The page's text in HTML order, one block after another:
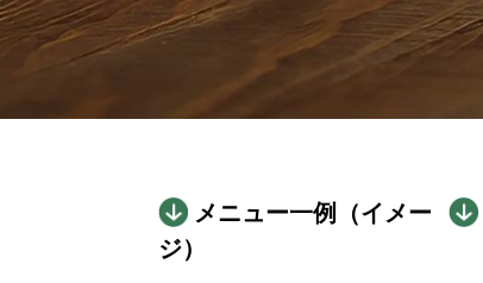
メニュー一例（イメー
ジ）